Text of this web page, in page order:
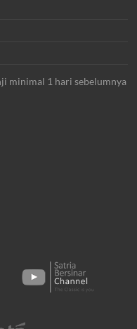
minimal 1 hari sebelumnya